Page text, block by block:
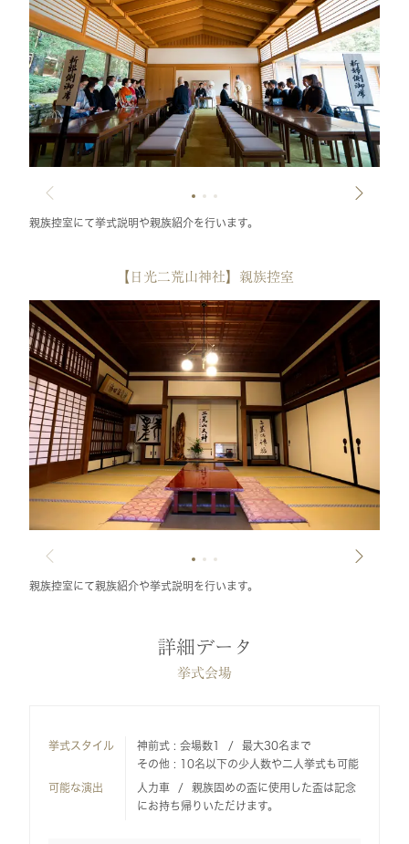
親族控室にて挙式説明や親族紹介を行います。
【日光二荒山神社】親族控室
親族控室にて親族紹介や挙式説明を行います。
詳細データ
挙式会場
挙式スタイル 神前式 : 会場数1
最大30名まで
その他 : 10名以下の少人数や二人挙式も可能
可能な演出 人力車
親族固めの盃に使用した盃は記念
にお持ち帰りいただけます。